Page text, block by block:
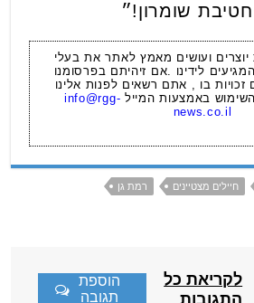
שומרון!״
יוצרים ועושים מאמץ לאתר את בעלי
לידינו .אם זיהיתם בפרסומנו
בו , אתם רשאים לפנות אלינו
באמצעות המייל info@rgg-
news.co.il
חיילים מצטיינים רמת גן
לקריאת כל
התגובות
הוספת
תגובה